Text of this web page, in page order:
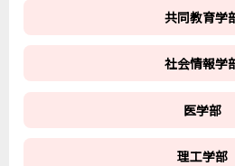
共同教育学
社会情報学
医学部
理工学部